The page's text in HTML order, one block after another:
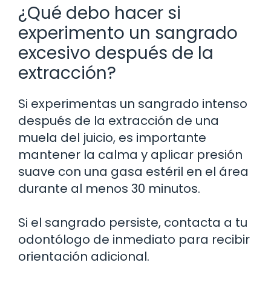
¿Qué debo hacer si
experimento un sangrado
excesivo después de la
extracción?
Si experimentas un sangrado intenso
después de la extracción de una
muela del juicio, es importante
mantener la calma y aplicar presión
suave con una gasa estéril en el área
durante al menos 30 minutos.
Si el sangrado persiste, contacta a tu
odontólogo de inmediato para recibir
orientación adicional.